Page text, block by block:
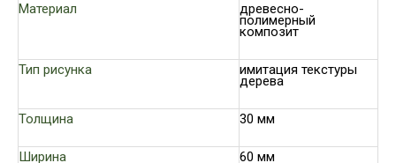
Материал древесно-
полимерный
композит
Тип рисунка имитация текстуры
дерева
Толщина 30 мм
Ширина 60 мм